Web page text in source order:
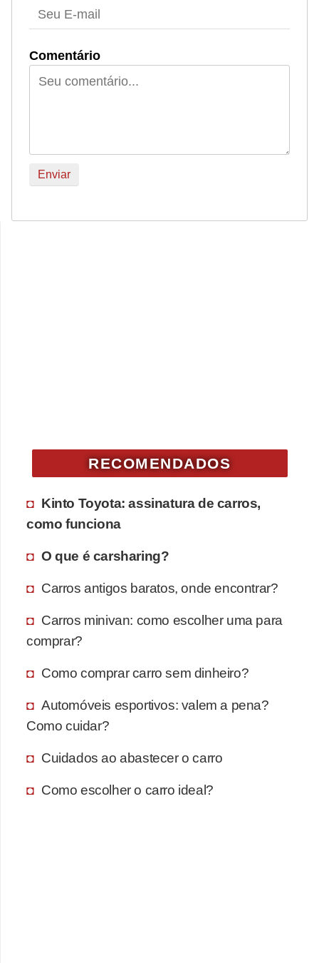
Comentário
RECOMENDADOS
Kinto Toyota: assinatura de carros,
como funciona
O que é carsharing?
Carros antigos baratos, onde encontrar?
Carros minivan: como escolher uma para
comprar?
Como comprar carro sem dinheiro?
Automóveis esportivos: valem a pena?
Como cuidar?
Cuidados ao abastecer o carro
Como escolher o carro ideal?